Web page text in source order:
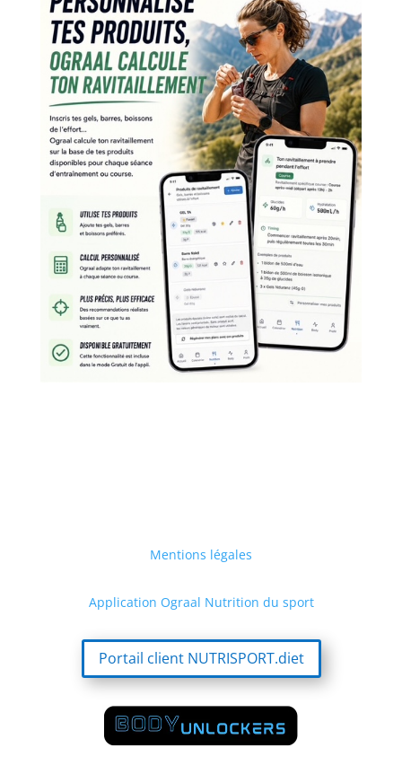
Mentions légales
Application Ograal Nutrition du sport
Portail client NUTRISPORT.diet